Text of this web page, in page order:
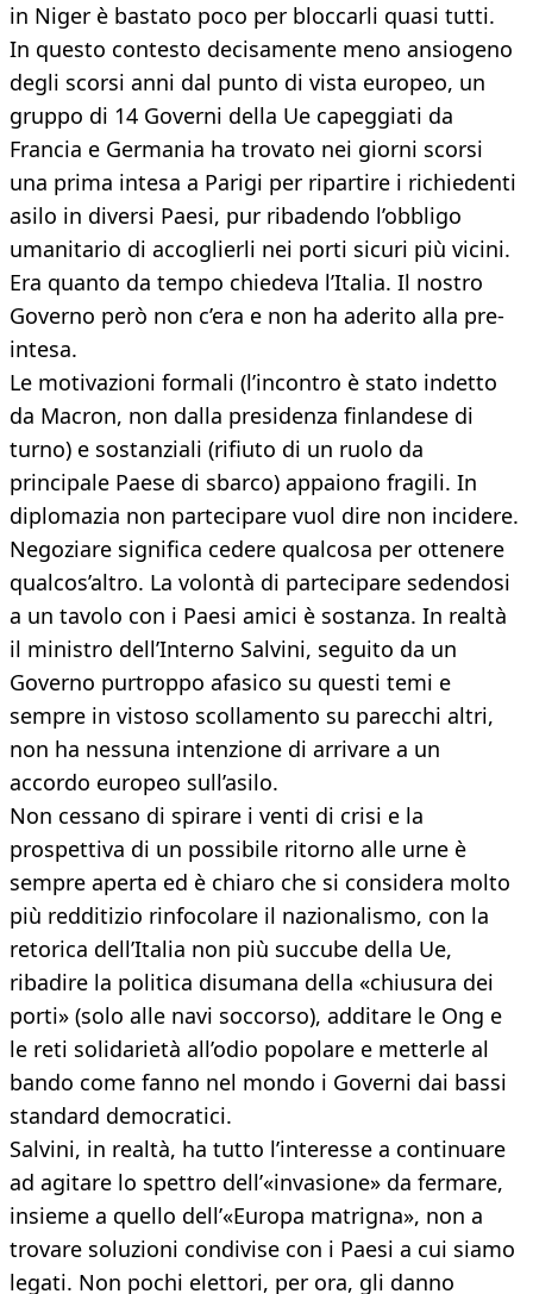
in Niger è bastato poco per bloccarli quasi tutti.
In questo contesto decisamente meno ansiogeno
degli scorsi anni dal punto di vista europeo, un
gruppo di 14 Governi della Ue capeggiati da
Francia e Germania ha trovato nei giorni scorsi
una prima intesa a Parigi per ripartire i richiedenti
asilo in diversi Paesi, pur ribadendo l’obbligo
umanitario di accoglierli nei porti sicuri più vicini.
Era quanto da tempo chiedeva l’Italia. Il nostro
Governo però non c’era e non ha aderito alla pre-
intesa.
Le motivazioni formali (l’incontro è stato indetto
da Macron, non dalla presidenza finlandese di
turno) e sostanziali (rifiuto di un ruolo da
principale Paese di sbarco) appaiono fragili. In
diplomazia non partecipare vuol dire non incidere.
Negoziare significa cedere qualcosa per ottenere
qualcos’altro. La volontà di partecipare sedendosi
a un tavolo con i Paesi amici è sostanza. In realtà
il ministro dell’Interno Salvini, seguito da un
Governo purtroppo afasico su questi temi e
sempre in vistoso scollamento su parecchi altri,
non ha nessuna intenzione di arrivare a un
accordo europeo sull’asilo.
Non cessano di spirare i venti di crisi e la
prospettiva di un possibile ritorno alle urne è
sempre aperta ed è chiaro che si considera molto
più redditizio rinfocolare il nazionalismo, con la
retorica dell’Italia non più succube della Ue,
ribadire la politica disumana della «chiusura dei
porti» (solo alle navi soccorso), additare le Ong e
le reti solidarietà all’odio popolare e metterle al
bando come fanno nel mondo i Governi dai bassi
standard democratici.
Salvini, in realtà, ha tutto l’interesse a continuare
ad agitare lo spettro dell’«invasione» da fermare,
insieme a quello dell’«Europa matrigna», non a
trovare soluzioni condivise con i Paesi a cui siamo
legati. Non pochi elettori, per ora, gli danno